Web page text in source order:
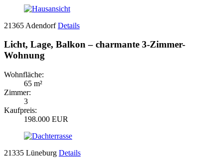
21365 Adendorf Details
Licht, Lage, Balkon – charmante 3-Zimmer-
Wohnung
Wohnfläche:
65 m²
Zimmer:
3
Kaufpreis:
198.000 EUR
21335 Lüneburg Details